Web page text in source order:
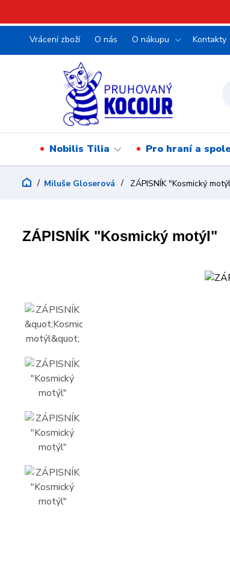
Vrácení zboží O nás O nákupu Kontakty
Nobilis Tilia Pro hraní a
Miluše Gloserová ZÁPISNÍK "Kosmický
ZÁPISNÍK "Kosmický motýl"